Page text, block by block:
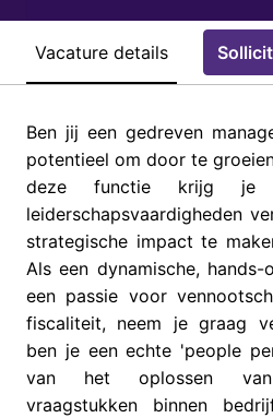
Vacature details
Ben jij een gedreven
potentieel om door te
deze functie krijg
leiderschapsvaardigheden
strategische impact te
Als een dynamische,
een passie voor
fiscaliteit, neem je graag
ben je een echte 'people
van het oplossen
vraagstukken binnen